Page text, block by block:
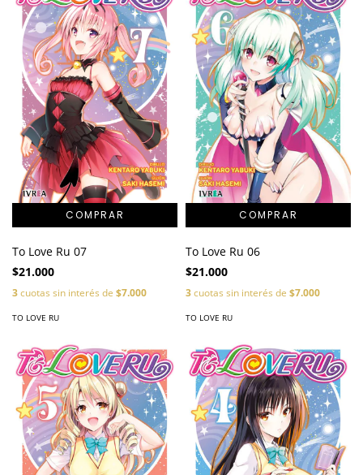
To Love Ru 07
$21.000
3cuotas sin interés de $7.000
TO LOVE RU
To Love Ru 06
$21.000
3cuotas sin interés de $7.000
TO LOVE RU